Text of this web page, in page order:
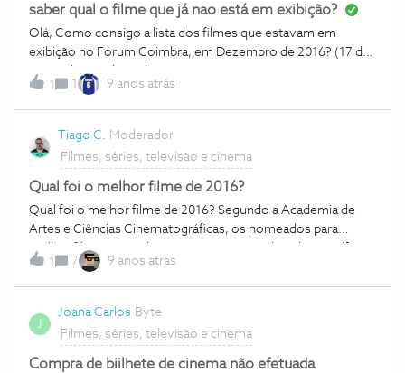
saber qual o filme que já nao está em exibição?
Olá, Como consigo a lista dos filmes que estavam em
exibição no Fórum Coimbra, em Dezembro de 2016? (17 de
Dezembro). Obrigado!
1
1 9 anos atrás
Tiago C. Moderador
Filmes, séries, televisão e cinema
Qual foi o melhor filme de 2016?
Qual foi o melhor filme de 2016? Segundo a Academia de
Artes e Ciências Cinematográficas, os nomeados para
melhor filme são: • Elementos Secretos (Theodore Melfi) •
Hell or High Water – Custe o Que Custar (David Mackenzie) •
La La Land – Melodia de Amor (Damien Chazelle) • Lion – A
Longa Estrada para Casa (Garth Davis) • Manchester by the
Sea (Kenneth Lonergan) • Moonlight (Barry Jenkins) • O
Herói de Hacksaw Ridge (Mel Gibson) • O Primeiro Encontro
(Dennis Villeneuve) • Vedações (Denzel Washington) O que
1 7 9 anos atrás
J
Joana Carlos Byte
Filmes, séries, televisão e cinema
Compra de biilhete de cinema não efetuada